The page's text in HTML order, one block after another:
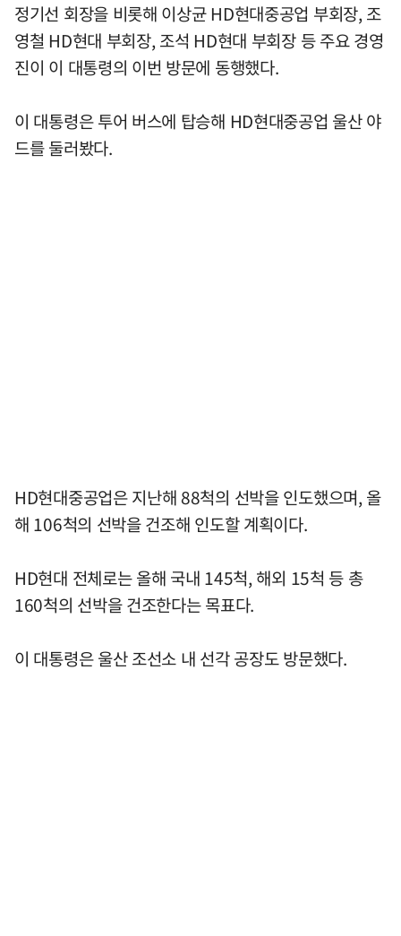
정기선 회장을 비롯해 이상균 HD현대중공업 부회장, 조
영철 HD현대 부회장, 조석 HD현대 부회장 등 주요 경영
진이 이 대통령의 이번 방문에 동행했다.
이 대통령은 투어 버스에 탑승해 HD현대중공업 울산 야
드를 둘러봤다.
HD현대중공업은 지난해 88척의 선박을 인도했으며, 올
해 106척의 선박을 건조해 인도할 계획이다.
HD현대 전체로는 올해 국내 145척, 해외 15척 등 총
160척의 선박을 건조한다는 목표다.
이 대통령은 울산 조선소 내 선각 공장도 방문했다.